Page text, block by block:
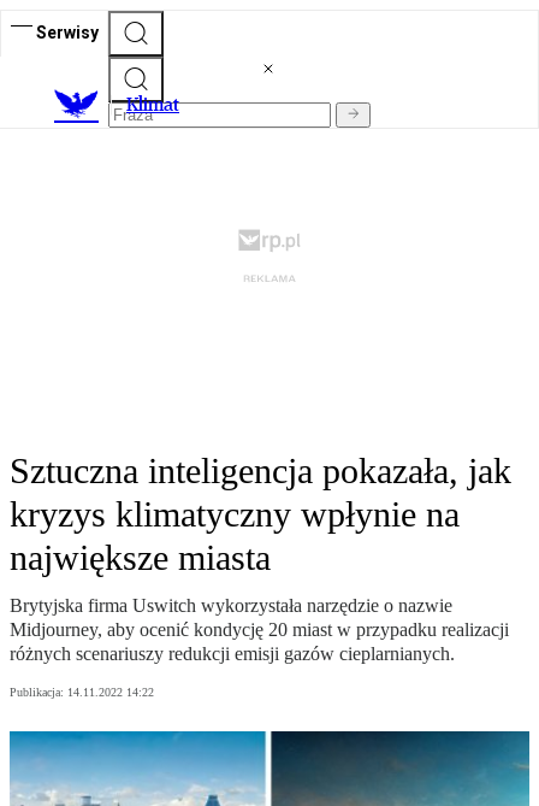
Serwisy
Klimat
Sztuczna inteligencja pokazała, jak
kryzys klimatyczny wpłynie na
największe miasta
Brytyjska firma Uswitch wykorzystała narzędzie o nazwie
Midjourney, aby ocenić kondycję 20 miast w przypadku realizacji
różnych scenariuszy redukcji emisji gazów cieplarnianych.
Publikacja: 14.11.2022 14:22